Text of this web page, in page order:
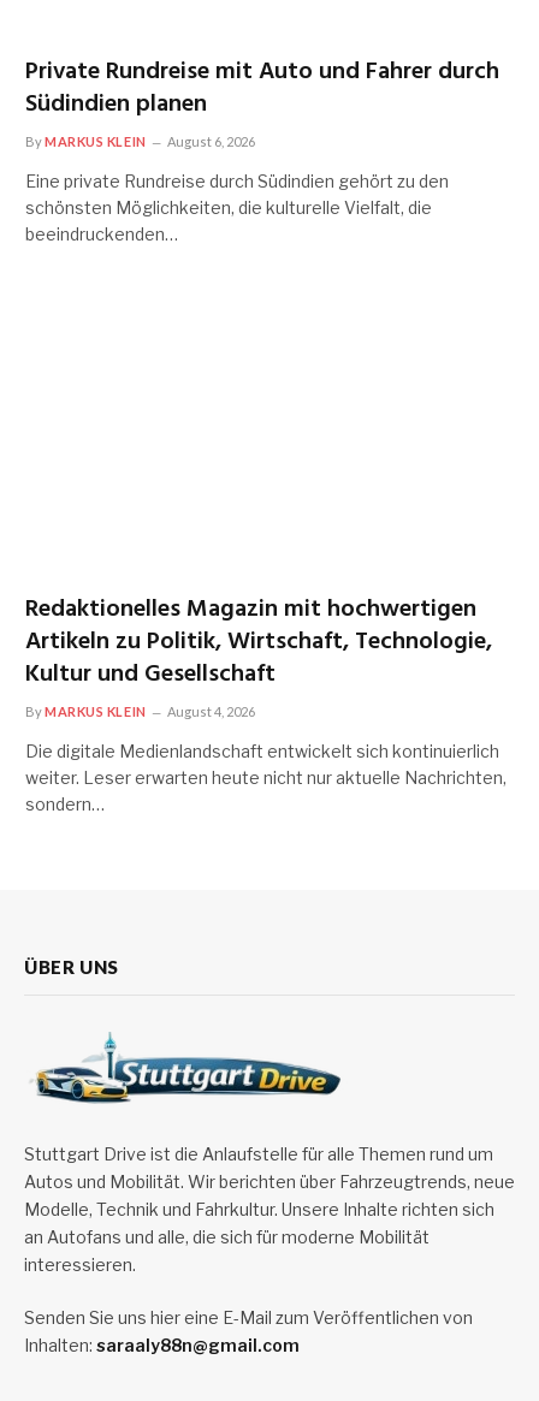
Private Rundreise mit Auto und Fahrer durch
Südindien planen
ByMARKUS KLEIN August 6, 2026
Eine private Rundreise durch Südindien gehört zu den
schönsten Möglichkeiten, die kulturelle Vielfalt, die
beeindruckenden…
Redaktionelles Magazin mit hochwertigen
Artikeln zu Politik, Wirtschaft, Technologie,
Kultur und Gesellschaft
ByMARKUS KLEIN August 4, 2026
Die digitale Medienlandschaft entwickelt sich kontinuierlich
weiter. Leser erwarten heute nicht nur aktuelle Nachrichten,
sondern…
ÜBER UNS
Stuttgart Drive ist die Anlaufstelle für alle Themen rund um
Autos und Mobilität. Wir berichten über Fahrzeugtrends, neue
Modelle, Technik und Fahrkultur. Unsere Inhalte richten sich
an Autofans und alle, die sich für moderne Mobilität
interessieren.
Senden Sie uns hier eine E-Mail zum Veröffentlichen von
Inhalten: saraaly88n@gmail.com